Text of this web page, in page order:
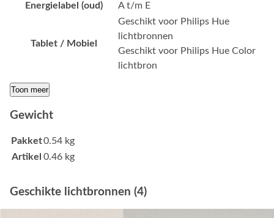
Energielabel (oud) A t/m E
Tablet / Mobiel
Geschikt voor Philips Hue
lichtbronnen
Geschikt voor Philips Hue Color
lichtbron
Toon meer
Gewicht
Pakket0.54 kg
Artikel 0.46 kg
Geschikte lichtbronnen (4)